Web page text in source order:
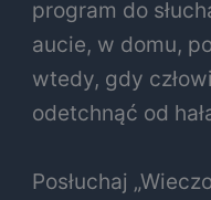
program do
aucie, w domu,
wtedy, gdy
odetchnąć od
Posłuchaj